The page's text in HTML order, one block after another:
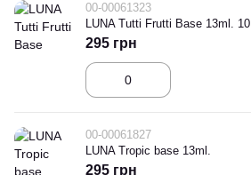
00-00061323
LUNA Tutti Frutti Base 13ml. 10
295 грн
00-00061827
LUNA Tropic base 13ml.
295 грн